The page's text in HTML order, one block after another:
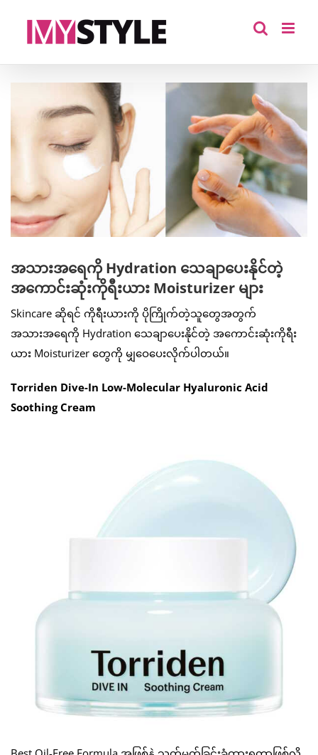
Larger
Image
အသားအရေကို Hydration သေချာပေးနိုင်တဲ့
အကောင်းဆုံးကိုရီးယား Moisturizer များ
Skincare ဆိုရင် ကိုရီးယားကို ပိုကြိုက်တဲ့သူတွေအတွက်
အသားအရေကို Hydration သေချာပေးနိုင်တဲ့ အကောင်းဆုံးကိုရီး
ယား Moisturizer တွေကို မျှဝေပေးလိုက်ပါတယ်။
Torriden Dive-In Low-Molecular Hyaluronic Acid
Soothing Cream